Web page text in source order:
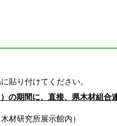
貼り付けてください。
の期間に、直接、県木材組合
材研究所展示館内）